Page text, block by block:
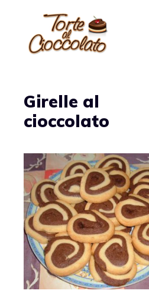
contenuto
Girelle al
cioccolato